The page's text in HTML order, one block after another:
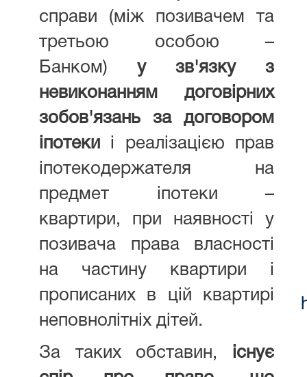
справи (між позивачем та
третьою особою –
Банком) у зв'язку з
невиконанням договірних
зобов'язань за договором
іпотеки і реалізацією прав
іпотекодержателя на
предмет іпотеки –
квартири, при наявності у
позивача права власності
на частину квартири і
прописаних в цій квартирі
неповнолітніх дітей.
За таких обставин, існує